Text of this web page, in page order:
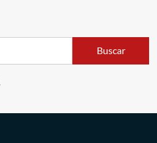
Buscar